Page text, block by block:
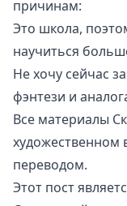
причинам:
Это школа,
научиться
Не хочу сейчас
фэнтези и
Все материалы
художественном
переводом.
Этот пост